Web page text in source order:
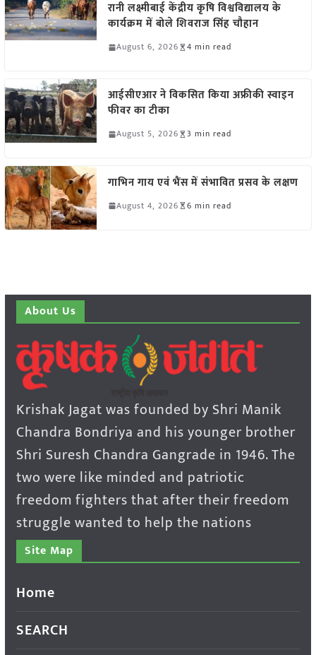
रानी लक्ष्मीबाई केंद्रीय कृषि विश्वविद्यालय के
कार्यक्रम में बोले शिवराज सिंह चौहान
August 6, 2026 4 min read
आईसीएआर ने विकसित किया अफ्रीकी स्वाइन
फीवर का टीका
August 5, 2026 3 min read
गाभिन गाय एवं भैंस में संभावित प्रसव के लक्षण
August 4, 2026 6 min read
About Us
Krishak Jagat was founded by Shri Manik
Chandra Bondriya and his younger brother
Shri Suresh Chandra Gangrade in 1946. The
two were like minded and patriotic
freedom fighters that after their freedom
struggle wanted to help the nations
Site Map
Home
SEARCH